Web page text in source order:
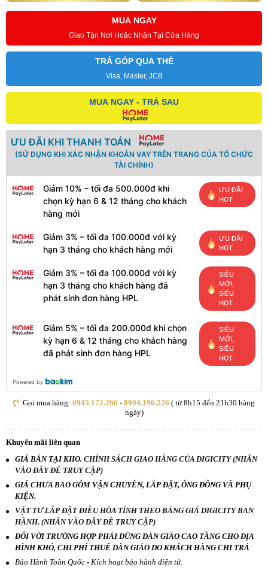
MUA NGAY
Giao Tận Nơi Hoặc Nhận Tại Cửa Hàng
TRẢ GÓP QUA THẺ
Visa, Master, JCB
MUA NGAY - TRẢ SAU
ƯU ĐÃI KHI THANH TOÁN
(SỬ DỤNG KHI XÁC NHẬN KHOẢN VAY TRÊN TRANG CỦA TỔ CHỨC
TÀI CHÍNH)
Giảm 10% – tối đa 500.000đ khi
chọn kỳ hạn 6 & 12 tháng cho khách
hàng mới
ƯU ĐÃI
HOT
Giảm 3% – tối đa 100.000đ với kỳ
hạn 3 tháng cho khách hàng mới
ƯU ĐÃI
HOT
Giảm 3% – tối đa 100.000đ với kỳ
hạn 3 tháng cho khách hàng đã
phát sinh đơn hàng HPL
SIÊU
MỚI,
SIÊU
HOT
Giảm 5% – tối đa 200.000đ khi chọn
kỳ hạn 6 & 12 tháng cho khách hàng
đã phát sinh đơn hàng HPL
SIÊU
MỚI,
SIÊU
HOT
Powered by
Gọi mua hàng: 0945.172.266 - 0904.196.226 ( từ 8h15 đến 21h30 hàng
ngày)
Khuyến mãi liên quan
GIÁ BÁN TẠI KHO. CHÍNH SÁCH GIAO HÀNG CỦA DIGICITY (NHẤN
VÀO ĐÂY ĐỂ TRUY CẬP)
GIÁ CHƯA BAO GỒM VẬN CHUYỂN, LẮP ĐẶT, ỐNG ĐỒNG VÀ PHỤ
KIỆN.
VẬT TƯ LẮP ĐẶT ĐIỀU HÒA TÍNH THEO BẢNG GIÁ DIGICITY BAN
HÀNH. (NHẤN VÀO ĐÂY ĐỂ TRUY CẬP)
ĐỐI VỚI TRƯỜNG HỢP PHẢI DÙNG DÀN GIÁO CAO TẦNG CHO ĐỊA
HÌNH KHÓ, CHI PHÍ THUÊ DÀN GIÁO DO KHÁCH HÀNG CHI TRẢ
Bảo Hành Toàn Quốc - Kích hoạt bảo hành điện tử.